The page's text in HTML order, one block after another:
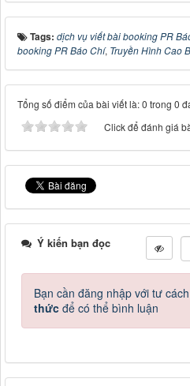
Tags: dịch vụ viết bài booking PR
booking PR Báo Chí, Truyền Hình Cao
Tổng số điểm của bài viết là: 0 trong 0
Click để đánh giá
Ý kiến bạn đọc
Bạn cần đăng nhập với tư
thức để có thể bình luận